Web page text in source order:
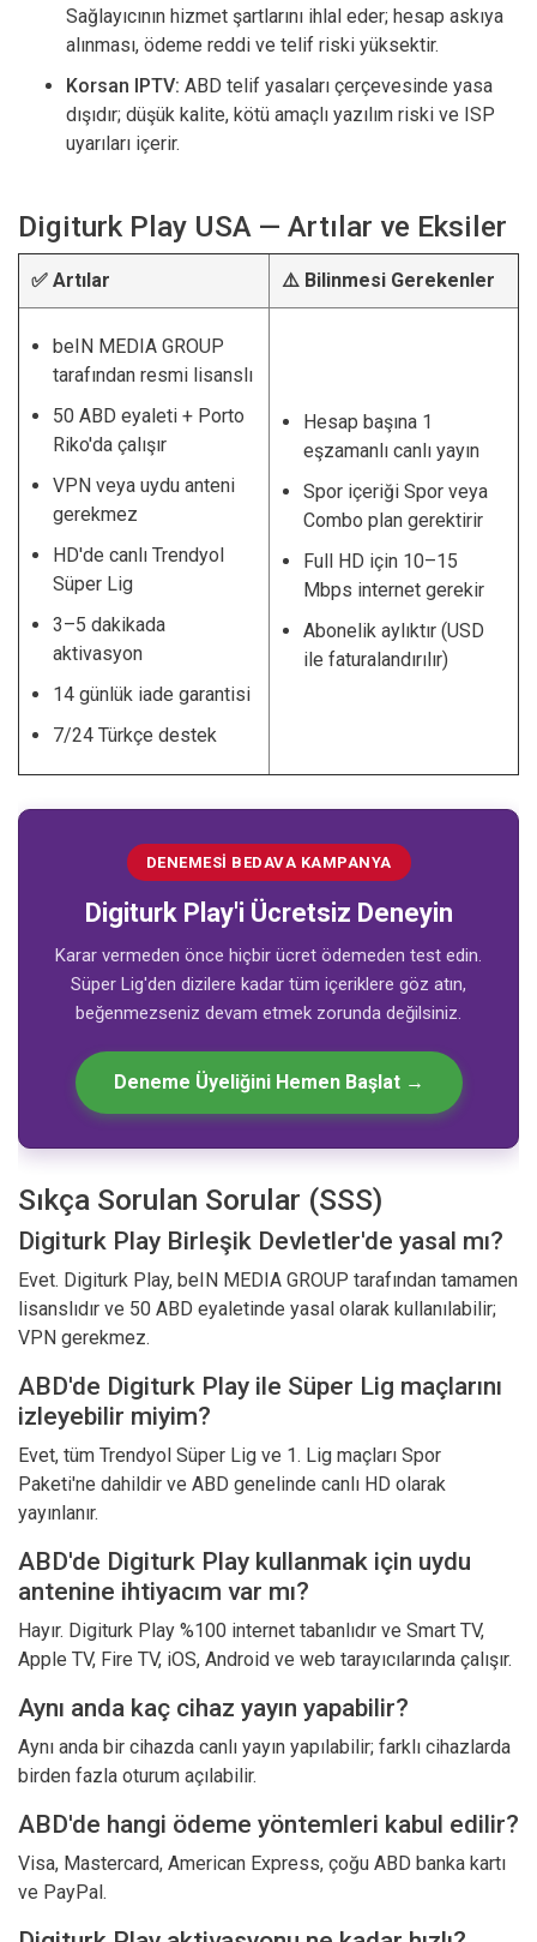
Sağlayıcının hizmet şartlarını ihlal eder; hesap askıya
alınması, ödeme reddi ve telif riski yüksektir.
Korsan IPTV: ABD telif yasaları çerçevesinde yasa
dışıdır; düşük kalite, kötü amaçlı yazılım riski ve ISP
uyarıları içerir.
Digiturk Play USA — Artılar ve Eksiler
✅ Artılar ⚠️ Bilinmesi Gerekenler
beIN MEDIA GROUP
tarafından resmi lisanslı
50 ABD eyaleti + Porto
Riko'da çalışır
VPN veya uydu anteni
gerekmez
HD'de canlı Trendyol
Süper Lig
3–5 dakikada
aktivasyon
14 günlük iade garantisi
7/24 Türkçe destek
Hesap başına 1
eşzamanlı canlı yayın
Spor içeriği Spor veya
Combo plan gerektirir
Full HD için 10–15
Mbps internet gerekir
Abonelik aylıktır (USD
ile faturalandırılır)
DENEMESI BEDAVA KAMPANYA
Digiturk Play'i Ücretsiz Deneyin
Karar vermeden önce hiçbir ücret ödemeden test edin.
Süper Lig'den dizilere kadar tüm içeriklere göz atın,
beğenmezseniz devam etmek zorunda değilsiniz.
Deneme Üyeliğini Hemen Başlat →
Sıkça Sorulan Sorular (SSS)
Digiturk Play Birleşik Devletler'de yasal mı?
Evet. Digiturk Play, beIN MEDIA GROUP tarafından tamamen
lisanslıdır ve 50 ABD eyaletinde yasal olarak kullanılabilir;
VPN gerekmez.
ABD'de Digiturk Play ile Süper Lig maçlarını
izleyebilir miyim?
Evet, tüm Trendyol Süper Lig ve 1. Lig maçları Spor
Paketi'ne dahildir ve ABD genelinde canlı HD olarak
yayınlanır.
ABD'de Digiturk Play kullanmak için uydu
antenine ihtiyacım var mı?
Hayır. Digiturk Play %100 internet tabanlıdır ve Smart TV,
Apple TV, Fire TV, iOS, Android ve web tarayıcılarında çalışır.
Aynı anda kaç cihaz yayın yapabilir?
Aynı anda bir cihazda canlı yayın yapılabilir; farklı cihazlarda
birden fazla oturum açılabilir.
ABD'de hangi ödeme yöntemleri kabul edilir?
Visa, Mastercard, American Express, çoğu ABD banka kartı
ve PayPal.